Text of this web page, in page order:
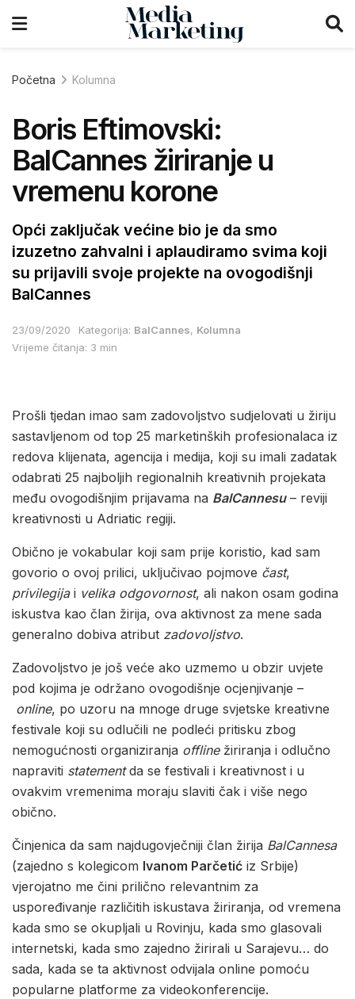
Početna Kolumna
Boris Eftimovski:
BalCannes žiriranje u
vremenu korone
Opći zaključak većine bio je da smo
izuzetno zahvalni i aplaudiramo svima koji
su prijavili svoje projekte na ovogodišnji
BalCannes
23/09/2020 Kategorija: BalCannes, Kolumna
Vrijeme čitanja: 3 min
Prošli tjedan imao sam zadovoljstvo sudjelovati u žiriju
sastavljenom od top 25 marketinških profesionalaca iz
redova klijenata, agencija i medija, koji su imali zadatak
odabrati 25 najboljih regionalnih kreativnih projekata
među ovogodišnjim prijavama na BalCannesu– reviji
kreativnosti u Adriatic regiji.
Obično je vokabular koji sam prije koristio, kad sam
govorio o ovoj prilici, uključivao pojmove čast,
privilegijai velika odgovornost, ali nakon osam godina
iskustva kao član žirija, ova aktivnost za mene sada
generalno dobiva atribut zadovoljstvo.
Zadovoljstvo je još veće ako uzmemo u obzir uvjete
pod kojima je održano ovogodišnje ocjenjivanje –
online, po uzoru na mnoge druge svjetske kreativne
festivale koji su odlučili ne podleći pritisku zbog
nemogućnosti organiziranja offlinežiriranja i odlučno
napraviti statementda se festivali i kreativnost i u
ovakvim vremenima moraju slaviti čak i više nego
obično.
Činjenica da sam najdugovječniji član žirija BalCannesa
(zajedno s kolegicom Ivanom Parčetić iz Srbije)
vjerojatno me čini prilično relevantnim za
uspoređivanje različitih iskustava žiriranja, od vremena
kada smo se okupljali u Rovinju, kada smo glasovali
internetski, kada smo zajedno žirirali u Sarajevu… do
sada, kada se ta aktivnost odvijala online pomoću
popularne platforme za videokonferencije.